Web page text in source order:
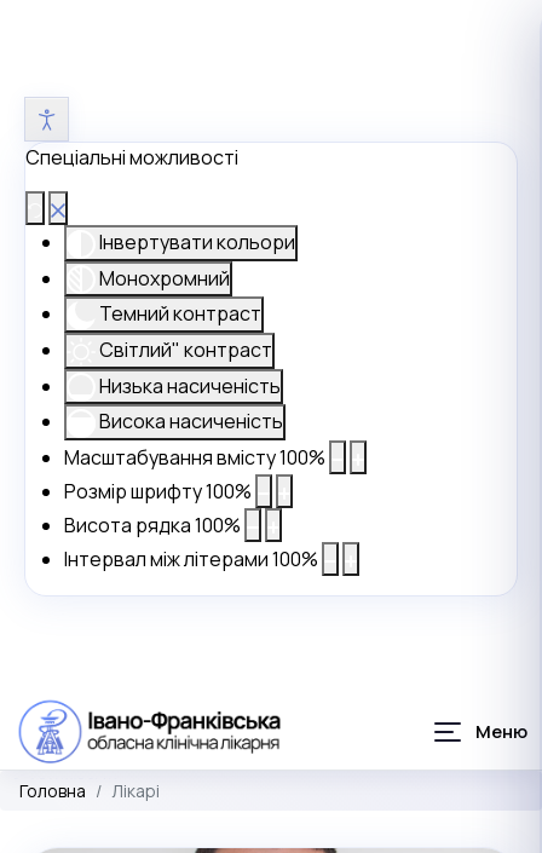
Спеціальні можливості
Інвертувати кольори
Монохромний
Темний контраст
Світлий" контраст
Низька насиченість
Висока насиченість
Масштабування вмісту100%
Розмір шрифту100%
Висота рядка100%
Інтервал між літерами100%
Головна Лікарі